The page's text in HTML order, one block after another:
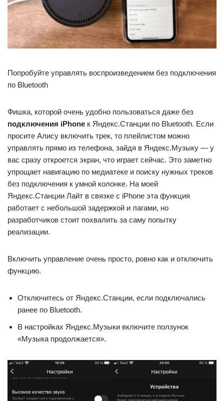
Попробуйте управлять воспроизведением без подключения
по Bluetooth
Фишка, которой очень удобно пользоваться даже без
подключения iPhone к Яндекс.Станции по Bluetooth. Если
просите Алису включить трек, то плейлистом можно
управлять прямо из телефона, зайдя в Яндекс.Музыку — у
вас сразу откроется экран, что играет сейчас. Это заметно
упрощает навигацию по медиатеке и поиску нужных треков
без подключения к умной колонке. На моей
Яндекс.Станции Лайт в связке с iPhone эта функция
работает с небольшой задержкой и лагами, но
разработчиков стоит похвалить за саму попытку
реализации.
Включить управление очень просто, ровно как и отключить
функцию.
Отключитесь от Яндекс.Станции, если подключались
ранее по Bluetooth.
В настройках Яндекс.Музыки включите ползунок
«Музыка продолжается».